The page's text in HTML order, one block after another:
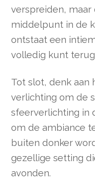
verspreiden, maar
middelpunt in de
ontstaat een
volledig kunt
Tot slot, denk aan
verlichting om de
sfeerverlichting in
om de ambiance
buiten donker
gezellige setting
avonden.